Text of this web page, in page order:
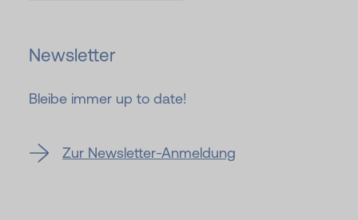
Newsletter
Bleibe immer up to date!
Zur Newsletter-Anmeldung